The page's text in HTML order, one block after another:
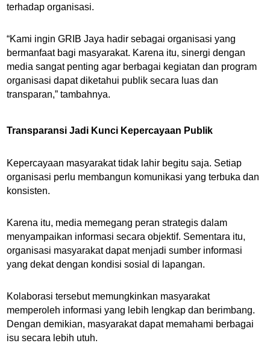
terhadap organisasi.
“Kami ingin GRIB Jaya hadir sebagai organisasi yang
bermanfaat bagi masyarakat. Karena itu, sinergi dengan
media sangat penting agar berbagai kegiatan dan program
organisasi dapat diketahui publik secara luas dan
transparan,” tambahnya.
Transparansi Jadi Kunci Kepercayaan Publik
Kepercayaan masyarakat tidak lahir begitu saja. Setiap
organisasi perlu membangun komunikasi yang terbuka dan
konsisten.
Karena itu, media memegang peran strategis dalam
menyampaikan informasi secara objektif. Sementara itu,
organisasi masyarakat dapat menjadi sumber informasi
yang dekat dengan kondisi sosial di lapangan.
Kolaborasi tersebut memungkinkan masyarakat
memperoleh informasi yang lebih lengkap dan berimbang.
Dengan demikian, masyarakat dapat memahami berbagai
isu secara lebih utuh.